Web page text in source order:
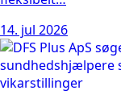
14. jul 2026